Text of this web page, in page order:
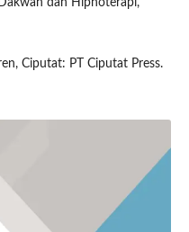
dan Hipnoterapi,
Ciputat: PT Ciputat Press.